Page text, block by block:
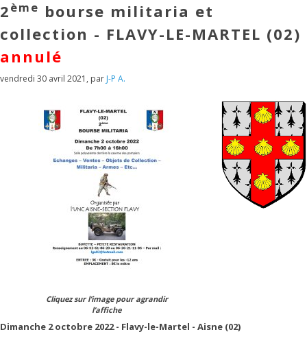
2ème bourse militaria et
collection - FLAVY-LE-MARTEL (02)
annulé
vendredi 30 avril 2021 , par J-P A.
Cliquez sur l’image pour agrandir
l’affiche
Dimanche 2 octobre 2022 - Flavy-le-Martel - Aisne (02)